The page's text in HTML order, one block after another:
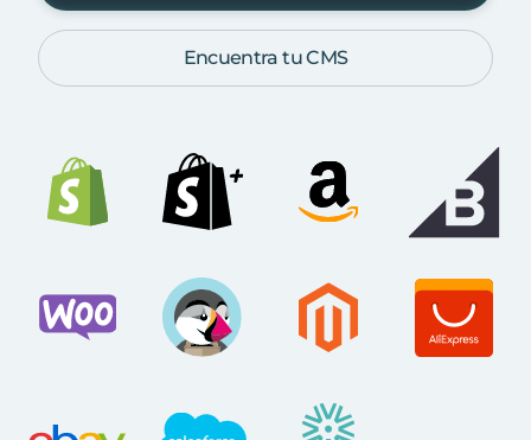
Encuentra tu CMS